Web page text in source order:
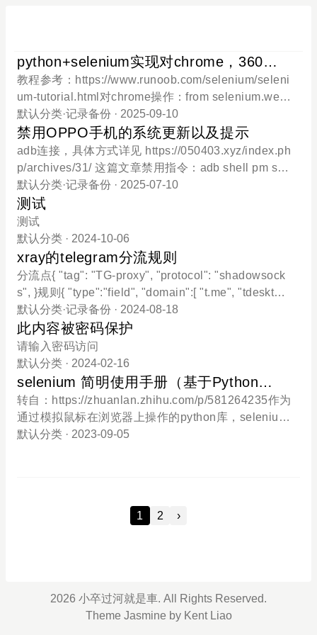
python+selenium实现对chrome，360极
速浏览器的操作备份
教程参考：https://www.runoob.com/selenium/seleni
um-tutorial.html对chrome操作：from selenium.web
driver.chrome.service import Service from selenium
import webdriver from selenium.webdriver.common.
keys import Keys from selenium.webdriver.commo
n.by import By from selenium.webdriver.chrome.opt
ions import Options from selenium.webdriver.suppo
rt.ui import WebDriverWait from selenium.webdrive
r.support import expected_conditions as EC import
time chrome_options = Options() #保持浏览器不关
闭 chrome_options.add_experiment
默认分类·记录备份 · 2025-09-10
禁用OPPO手机的系统更新以及提示
adb连接，具体方式详见 https://050403.xyz/index.ph
p/archives/31/ 这篇文章禁用指令：adb shell pm sus
pend --user 0 com.oplus.sauadb shell pm suspend
--user 0 com.oplus.otaadb shell pm suspend --user
0 com.oplus.romupdate开启指令：adb shell pm uns
uspend --user 0 com.oplus.sauadb shell pm unsus
pend --user 0 com.oplus.otaadb shell pm unsuspen
d --user 0 com.oplus.romupdate检查更新组件状态：
adb shell pm list packages | grep "oplus" # 查看包
名是否存在以上指令在color os 14测试没问题
默认分类·记录备份 · 2025-07-10
测试
测试
默认分类 · 2024-10-06
xray的telegram分流规则
分流点{ "tag": "TG-proxy", "protocol": "shadowsock
s", }规则{ "type":"field", "domain":[ "t.me", "tdesktop.
com", "telegra.ph", "telegram.me", "telegram.org", "t
默认分类·记录备份 · 2024-08-18
此内容被密码保护
请输入密码访问
默认分类 · 2024-02-16
selenium 简明使用手册（基于Python
Chrome）
转自：https://zhuanlan.zhihu.com/p/581264235作为
通过模拟鼠标在浏览器上操作的python库，selenium
有着简单易学，清晰的可视化（driver本身是一个可
代码只会涉及获取字符串数据。所有代码基于pytho
分：selenium包的安装：以python为例就是正常的pi
p install selenium和浏览器模拟器的下载：直接下载
默认分类 · 2023-09-05
1 2 ›
2026 小卒过河就是車. All Rights Reserved.
Theme Jasmine by Kent Liao